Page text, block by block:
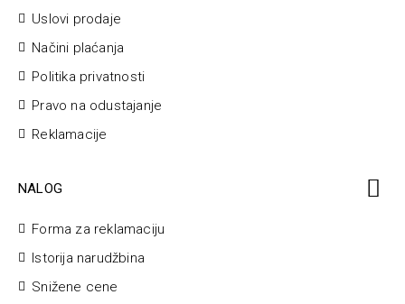
Uslovi prodaje
Načini plaćanja
Politika privatnosti
Pravo na odustajanje
Reklamacije
NALOG
Forma za reklamaciju
Istorija narudžbina
Snižene cene